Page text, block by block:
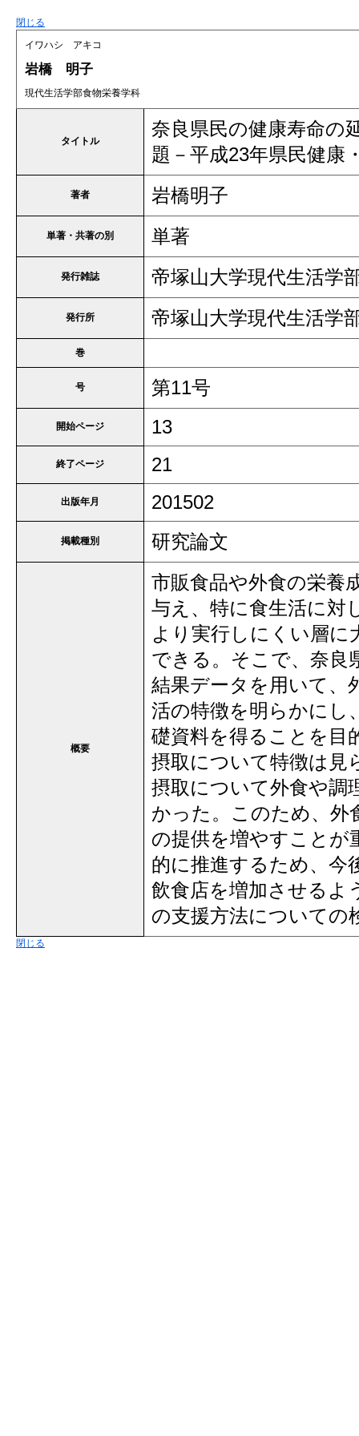
閉じる
イワハシ アキコ
岩橋 明子
現代生活学部食物栄養学科
タイトル
奈良県民の健康寿命の
題－平成23年県民健康
著者 岩橋明子
単著・共著の別 単著
発行雑誌 帝塚山大学現代生活学
発行所 帝塚山大学現代生活学
巻
号 第11号
開始ページ 13
終了ページ 21
出版年月 201502
掲載種別 研究論文
概要
市販食品や外食の栄養
与え、特に食生活に対
より実行しにくい層
できる。そこで、奈良
結果データを用いて、
活の特徴を明らかにし
礎資料を得ることを目
摂取について特徴は見
摂取について外食や調
かった。このため、外
の提供を増やすことが
的に推進するため、今
飲食店を増加させるよ
の支援方法についての
閉じる